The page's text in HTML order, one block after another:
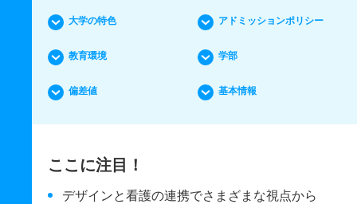
大学の特色 アドミッションポリシー
教育環境 学部
偏差値 基本情報
ここに注目！
デザインと看護の連携でさまざまな視点から